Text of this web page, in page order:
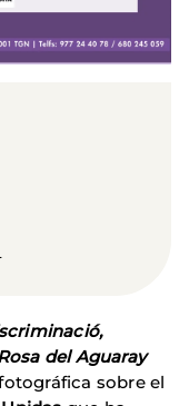
del Aguaray
sobre el